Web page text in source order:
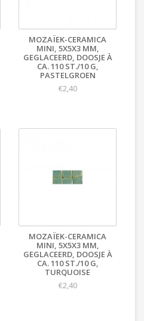
MOZAÏEK-CERAMICA
MINI, 5X5X3 MM,
GEGLACEERD, DOOSJE À
CA. 110 ST./10 G,
PASTELGROEN
€2,40
MOZAÏEK-CERAMICA
MINI, 5X5X3 MM,
GEGLACEERD, DOOSJE À
CA. 110 ST./10 G,
TURQUOISE
€2,40